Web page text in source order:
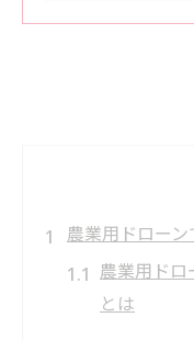
農業用ドロー
農業用ドロ
とは